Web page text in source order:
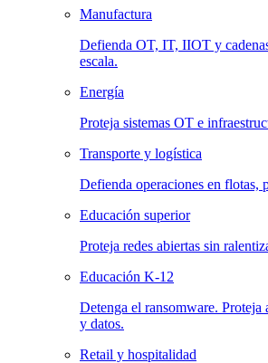
Manufactura
Defienda OT, IT, IIOT y
escala.
Energía
Proteja sistemas OT e
Transporte y logística
Defienda operaciones en flotas,
Educación superior
Proteja redes abiertas sin
Educación K-12
Detenga el ransomware. Proteja
y datos.
Retail y hospitalidad